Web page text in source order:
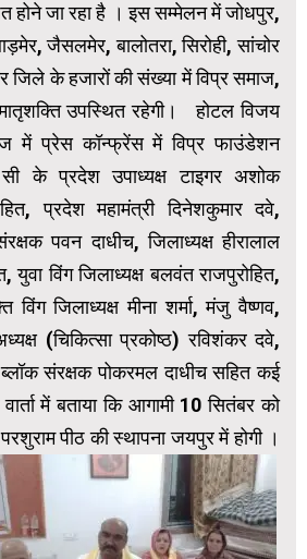
होने जा रहा है । इस सम्मेलन में जोधपुर,
जैसलमेर, बालोतरा, सिरोही, सांचोर
जिले के हजारों की संख्या में विप्र समाज,
उपस्थित रहेगी। होटल विजय
में प्रेस कॉन्फ्रेंस में विप्र फाउंडेशन
के प्रदेश उपाध्यक्ष टाइगर अशोक
प्रदेश महामंत्री दिनेशकुमार दवे,
पवन दाधीच, जिलाध्यक्ष हीरालाल
युवा विंग जिलाध्यक्ष बलवंत राजपुरोहित,
विंग जिलाध्यक्ष मीना शर्मा, मंजु वैष्णव,
(चिकित्सा प्रकोष्ठ) रविशंकर दवे,
संरक्षक पोकरमल दाधीच सहित कई
में बताया कि आगामी 10 सितंबर को
पीठ की स्थापना जयपुर में होगी ।